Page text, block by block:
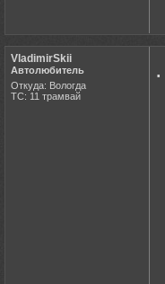
VladimirSkii
Автолюбитель
Откуда: Вологда
ТС: 11 трамвай
.